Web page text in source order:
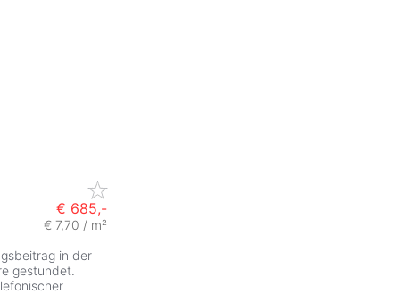
€ 685,-
€ 7,70 / m²
in der
gestundet.